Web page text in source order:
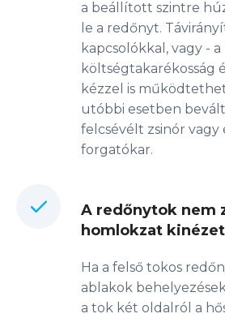
a beállított szintre
le a redőnyt.
kapcsolókkal, vagy - a
költségtakarékosság
kézzel is
utóbbi esetben
felcsévélt zsinór vagy
forgatókar.
A redőnytok nem
homlokzat
Ha a felső tokos
ablakok
a tok két oldalról a